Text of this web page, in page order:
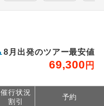
8月出発のツアー最安値
69,300 円
催行状況
割引
予約